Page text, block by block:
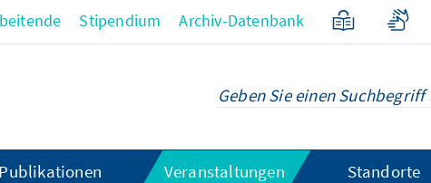
Stipendium Archiv-Datenbank
Publikationen Veranstaltungen Standorte